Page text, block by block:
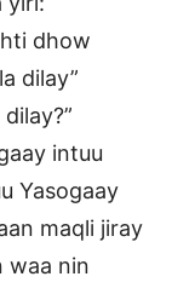
dhow
dilay”
intuu
Yasogaay
maqli jiray
waa nin